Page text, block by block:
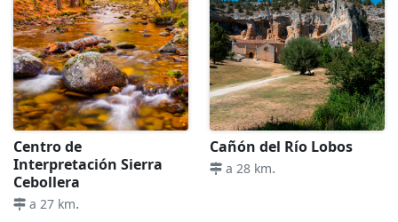
Centro de
Interpretación Sierra
Cebollera
a 27 km.
Cañón del Río Lobos
a 28 km.